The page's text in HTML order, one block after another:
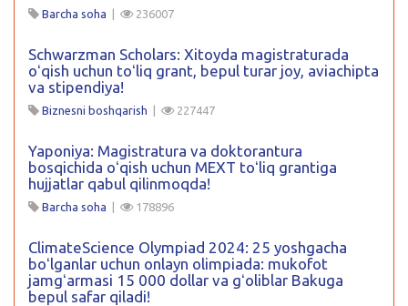
Barcha soha | 236007
Schwarzman Scholars: Xitoyda magistraturada
oʻqish uchun toʻliq grant, bepul turar joy, aviachipta
va stipendiya!
Biznesni boshqarish | 227447
Yaponiya: Magistratura va doktorantura
bosqichida oʻqish uchun MEXT toʻliq grantiga
hujjatlar qabul qilinmoqda!
Barcha soha | 178896
ClimateScience Olympiad 2024: 25 yoshgacha
boʻlganlar uchun onlayn olimpiada: mukofot
jamgʻarmasi 15 000 dollar va gʻoliblar Bakuga
bepul safar qiladi!